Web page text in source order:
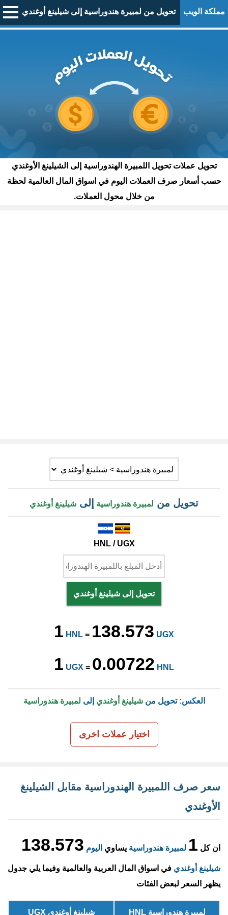
مملكة الويب تحويل من لمبيرة هندوراسية إلى شيلينغ أوغندي
تحويل عملات تحويل اللمبيرة الهندوراسية إلى الشيلينغ الأوغندي
حسب أسعار صرف العملات اليوم في اسواق المال العالمية لحظة
من خلال محول العملات.
تحويل من لمبيرة هندوراسية إلى شيلينغ أوغندي
HNL / UGX
تحويل إلى شيلينغ أوغندي
1 HNL = 138.573 UGX
1 UGX = 0.00722 HNL
العكس: تحويل منشيلينغ أوغندي إلى لمبيرة هندوراسية
اختيار عملات اخرى
سعر صرف اللمبيرة الهندوراسية مقابل الشيلينغ
الأوغندي
ان كل 1 لمبيرة هندوراسية يساوي اليوم 138.573
شيلينغ أوغندي في اسواق المال العربية والعالمية وفيما يلي جدول
يظهر السعر لبعض الفئات
لمبيرة هندوراسية HNL شيلينغ أوغندي UGX